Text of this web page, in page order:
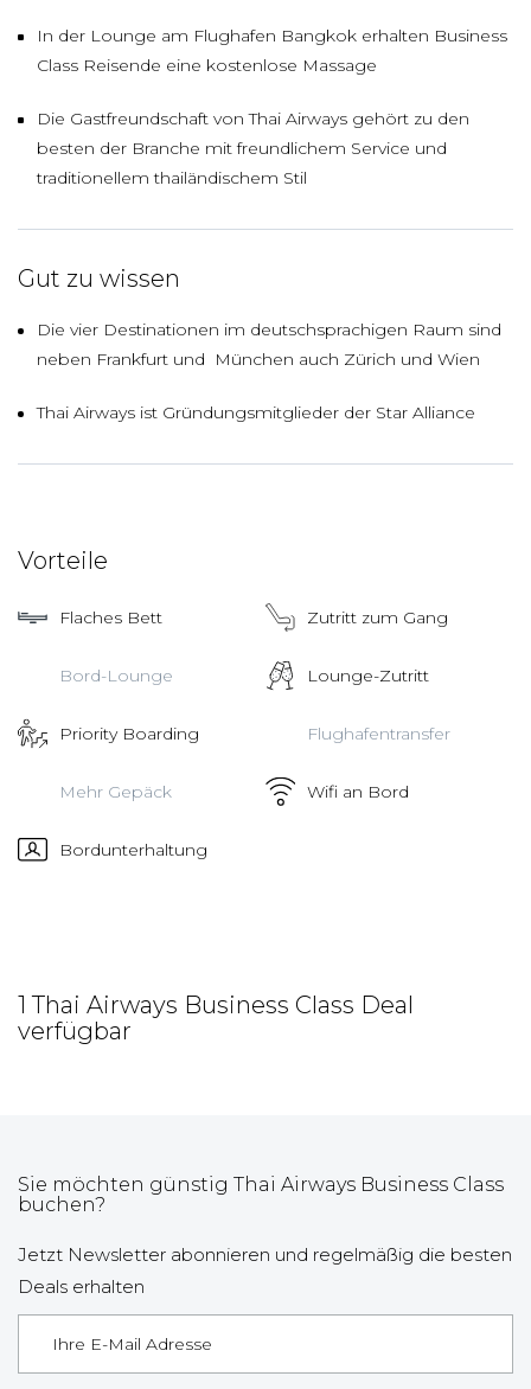
In der Lounge am Flughafen Bangkok erhalten Business
Class Reisende eine kostenlose Massage
Die Gastfreundschaft von Thai Airways gehört zu den
besten der Branche mit freundlichem Service und
traditionellem thailändischem Stil
Gut zu wissen
Die vier Destinationen im deutschsprachigen Raum sind
neben Frankfurt und München auch Zürich und Wien
Thai Airways ist Gründungsmitglieder der Star Alliance
Vorteile
Flaches Bett Zutritt zum Gang
Bord-Lounge Lounge-Zutritt
Priority Boarding Flughafentransfer
Mehr Gepäck Wifi an Bord
Bordunterhaltung
1 Thai Airways Business Class Deal
verfügbar
Sie möchten günstig Thai Airways Business Class
buchen?
Jetzt Newsletter abonnieren und regelmäßig die besten
Deals erhalten